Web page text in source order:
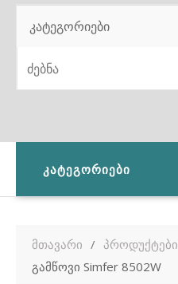
ᲙᲐᲢᲔᲒᲝᲠᲘᲔᲑᲘ
მთავარი
პროდუქტები
გამწოვი Simfer 8502W